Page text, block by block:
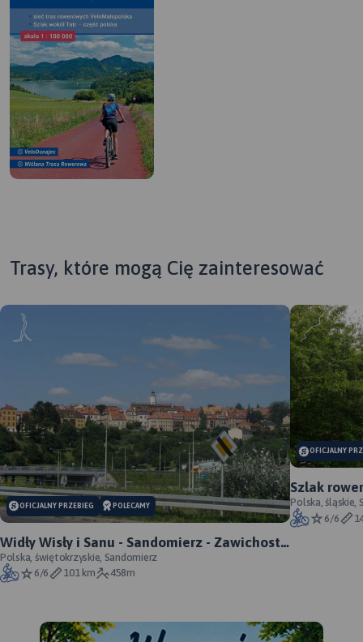
Trasy, które mogą Cię zainteresować
OFICJALNY PRZEBIEG POLECAMY
Widły Wisły i Sanu - Sandomierz - Zawichost -
Annopol - oficjalny przebieg
Polska, świętokrzyskie, Sandomierz
6/6
101 km 458m
OFICJALNY
Szlak
oficjalny
Polska, śląskie,
6/6